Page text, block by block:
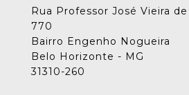
Rua Professor José Vieira
770
Bairro Engenho Nogueira
Belo Horizonte - MG
31310-260